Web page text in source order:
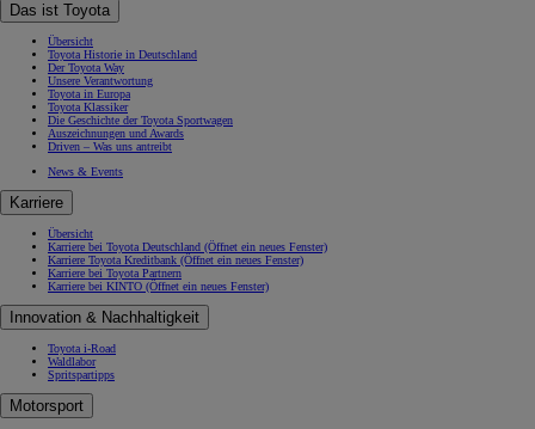
Das ist Toyota
Übersicht
Toyota Historie in Deutschland
Der Toyota Way
Unsere Verantwortung
Toyota in Europa
Toyota Klassiker
Die Geschichte der Toyota Sportwagen
Auszeichnungen und Awards
Driven – Was uns antreibt
News & Events
Karriere
Übersicht
Karriere bei Toyota Deutschland (Öffnet ein neues Fenster)
Karriere Toyota Kreditbank (Öffnet ein neues Fenster)
Karriere bei Toyota Partnern
Karriere bei KINTO (Öffnet ein neues Fenster)
Innovation & Nachhaltigkeit
Toyota i-Road
Waldlabor
Spritspartipps
Motorsport